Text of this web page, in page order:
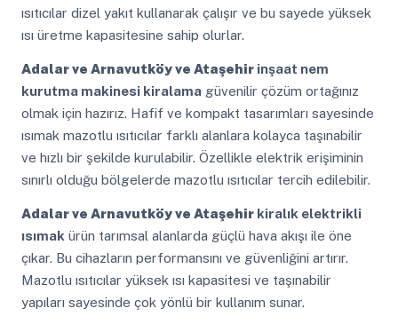
ısıtıcılar dizel yakıt kullanarak çalışır ve bu sayede yüksek
ısı üretme kapasitesine sahip olurlar.
Adalar ve Arnavutköy ve Ataşehirinşaat nem
kurutma makinesi kiralamagüvenilir çözüm ortağınız
olmak için hazırız. Hafif ve kompakt tasarımları sayesinde
ısımak mazotlu ısıtıcılar farklı alanlara kolayca taşınabilir
ve hızlı bir şekilde kurulabilir. Özellikle elektrik erişiminin
sınırlı olduğu bölgelerde mazotlu ısıtıcılar tercih edilebilir.
Adalar ve Arnavutköy ve Ataşehirkiralık elektrikli
ısımak ürün tarımsal alanlarda güçlü hava akışı ile öne
çıkar. Bu cihazların performansını ve güvenliğini artırır.
Mazotlu ısıtıcılar yüksek ısı kapasitesi ve taşınabilir
yapıları sayesinde çok yönlü bir kullanım sunar.